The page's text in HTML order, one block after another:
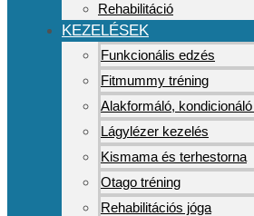
Rehabilitáció
KEZELÉSEK
Funkcionális edzés
Fitmummy tréning
Alakformáló,
Lágylézer kezelés
Kismama és terhestorna
Otago tréning
Rehabilitációs jóga